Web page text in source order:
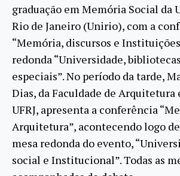
graduação em Memória Social da
Rio de Janeiro (Unirio), com a
“Memória, discursos e
redonda “Universidade,
especiais”. No período da tarde,
Dias, da Faculdade de Arquitetura
UFRJ, apresenta a conferência
Arquitetura”, acontecendo logo
mesa redonda do evento,
social e Institucional”. Todas as